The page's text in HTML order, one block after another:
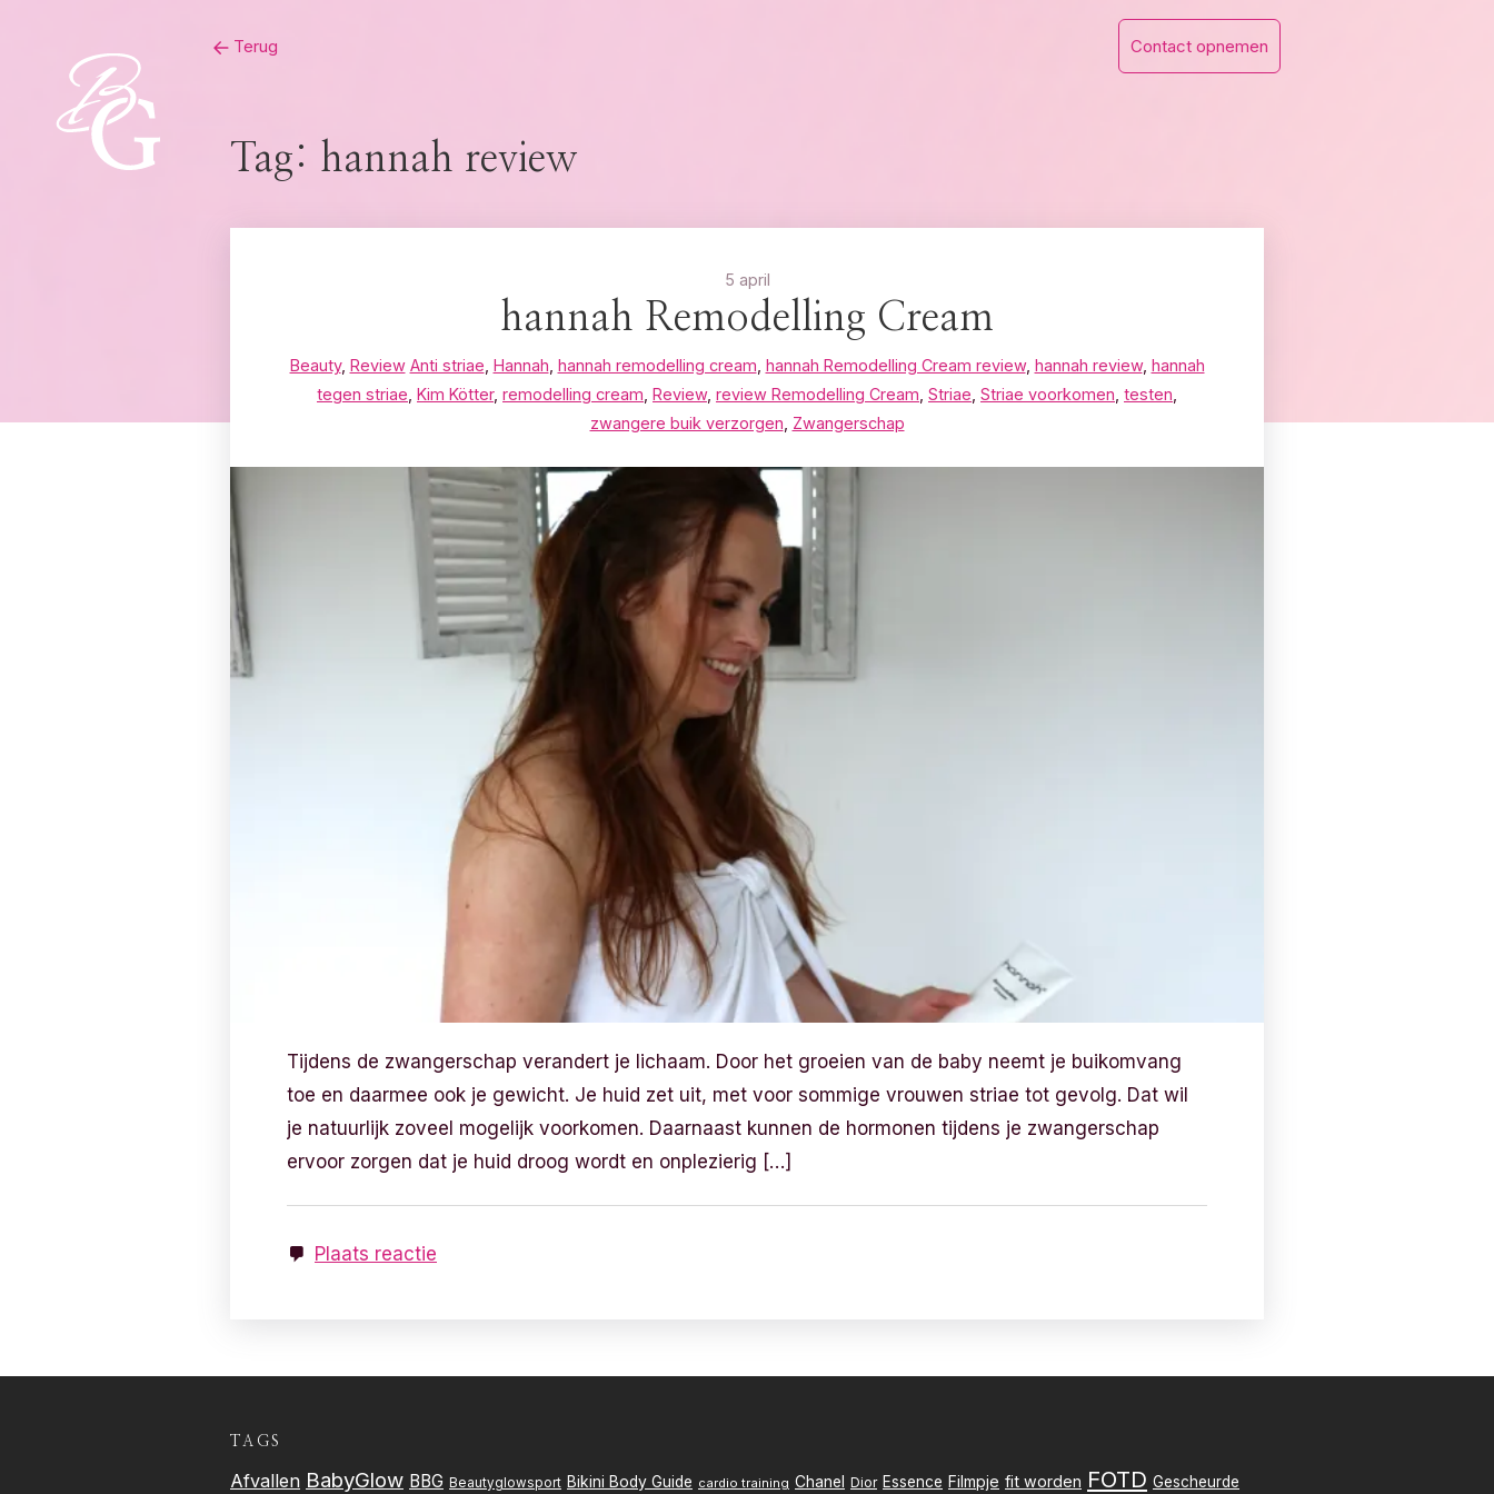
Terug Contact opnemen
Tag: hannah review
5 april
hannah Remodelling Cream
Beauty, Review Anti striae Hannah hannah remodelling cream hannah Remodelling Cream review, hannah review, hannah
tegen striae Kim Kötter, remodelling cream Review, review Remodelling Cream Striae Striae voorkomen testen
zwangere buik verzorgen Zwangerschap
Tijdens de zwangerschap verandert je lichaam. Door het groeien van de baby neemt je buikomvang
toe en daarmee ook je gewicht. Je huid zet uit, met voor sommige vrouwen striae tot gevolg. Dat wil
je natuurlijk zoveel mogelijk voorkomen. Daarnaast kunnen de hormonen tijdens je zwangerschap
ervoor zorgen dat je huid droog wordt en onplezierig […]
Plaats reactie
TAGS
Afvallen BabyGlow BBG Beautyglowsport Bikini Body Guide cardio training Chanel Dior Essence Filmpje fit worden FOTD Gescheurde